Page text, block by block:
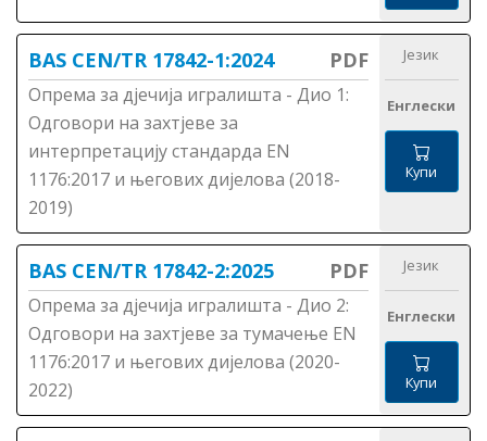
BAS CEN/TR 17842-1:2024 PDF
Опрема за дјечија игралишта - Дио 1:
Одговори на захтјеве за
интерпретацију стандарда EN
1176:2017 и његових дијелова (2018-
2019)
Језик
Енглески
Купи
BAS CEN/TR 17842-2:2025 PDF
Опрема за дјечија игралишта - Дио 2:
Одговори на захтјеве за тумачење EN
1176:2017 и његових дијелова (2020-
2022)
Језик
Енглески
Купи